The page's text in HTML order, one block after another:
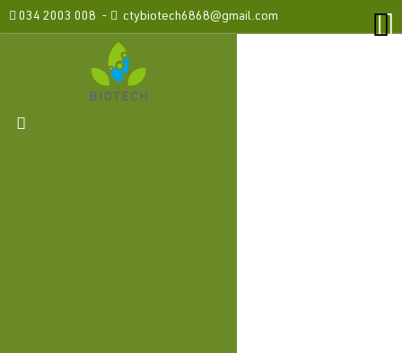
034 2003 008 - ctybiotech6868@gmail.com